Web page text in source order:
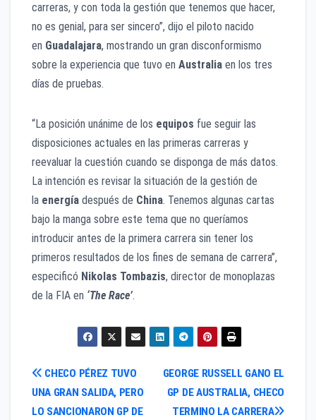
carreras, y con toda la gestión que tenemos que hacer,
no es genial, para ser sincero”, dijo el piloto nacido
en Guadalajara, mostrando un gran disconformismo
sobre la experiencia que tuvo en Australia en los tres
días de pruebas.
“La posición unánime de los equipos fue seguir las
disposiciones actuales en las primeras carreras y
reevaluar la cuestión cuando se disponga de más datos.
La intención es revisar la situación de la gestión de
la energía después de China. Tenemos algunas cartas
bajo la manga sobre este tema que no queríamos
introducir antes de la primera carrera sin tener los
primeros resultados de los fines de semana de carrera”,
especificó Nikolas Tombazis, director de monoplazas
de la FIA en ‘The Race’.
Navegación
de
GEORGE RUSSELL GANO EL
GP DE AUSTRALIA, CHECO
TERMINO LA CARRERA
CHECO PÉREZ TUVO
UNA GRAN SALIDA, PERO
LO SANCIONARON GP DE